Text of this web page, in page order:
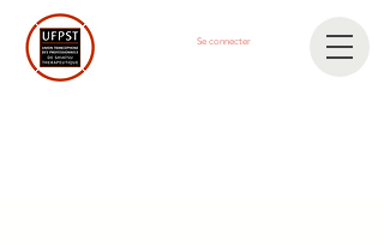
Se connecter